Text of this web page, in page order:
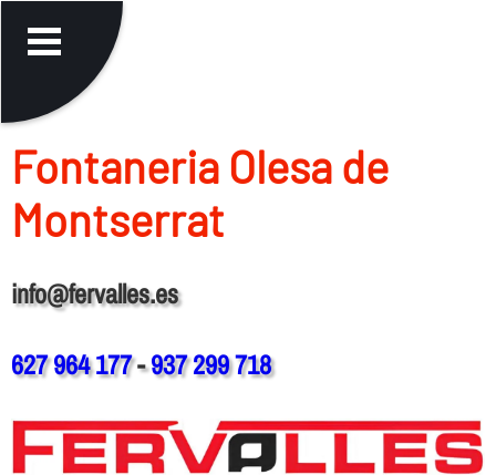
Fontaneria Olesa de
Montserrat
info@fervalles.es
627 964 177-937 299 718